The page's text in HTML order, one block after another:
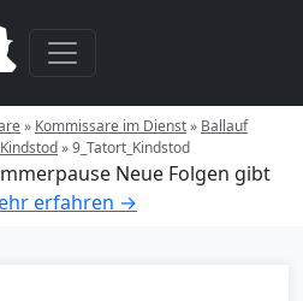
» Kommissare im Dienst» Ballauf
»9_Tatort_Kindstod
Neue Folgen gibt
erfahren →